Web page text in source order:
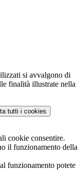
si avvalgono di
finalità illustrate nella
tutti i cookies
cookie consentire.
il funzionamento della
funzionamento potete